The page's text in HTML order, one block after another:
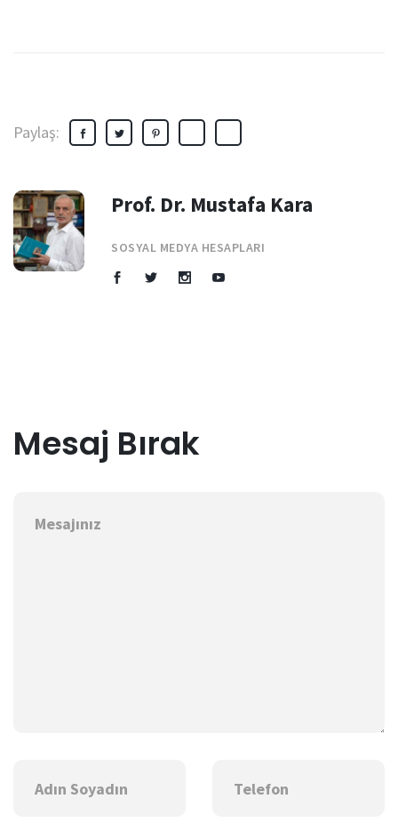
Paylaş:
Prof. Dr. Mustafa Kara
SOSYAL MEDYA HESAPLARI
Mesaj Bırak